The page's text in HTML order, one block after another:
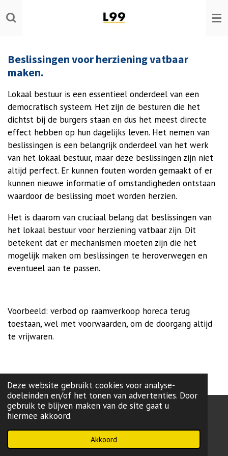
Deze website gebruikt cookies voor analyse-
doeleinden en/of het tonen van advertenties. Door
gebruik te blijven maken van de site gaat u
hiermee akkoord.
Akkoord
Ga
direct
hoofdinhoud
Beslissingen voor herziening vatbaar
maken.
Lokaal bestuur is een essentieel onderdeel van een
democratisch systeem. Het zijn de besturen die het
dichtst bij de burgers staan en dus het meest directe
effect hebben op hun dagelijks leven. Het nemen van
beslissingen is een belangrijk onderdeel van het werk
van het lokaal bestuur, maar deze beslissingen zijn niet
altijd perfect. Er kunnen fouten worden gemaakt of er
kunnen nieuwe informatie of omstandigheden ontstaan
waardoor de beslissing moet worden herzien.
Het is daarom van cruciaal belang dat beslissingen van
het lokaal bestuur voor herziening vatbaar zijn. Dit
betekent dat er mechanismen moeten zijn die het
mogelijk maken om beslissingen te heroverwegen en
eventueel aan te passen.
Voorbeeld: verbod op raamverkoop horeca terug
toestaan, wel met voorwaarden, om de doorgang altijd
te vrijwaren.
Powered by